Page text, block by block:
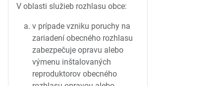
V oblasti služieb rozhlasu obce:
v prípade vzniku poruchy na
zariadení obecného rozhlasu
zabezpečuje opravu alebo
výmenu inštalovaných
reproduktorov obecného